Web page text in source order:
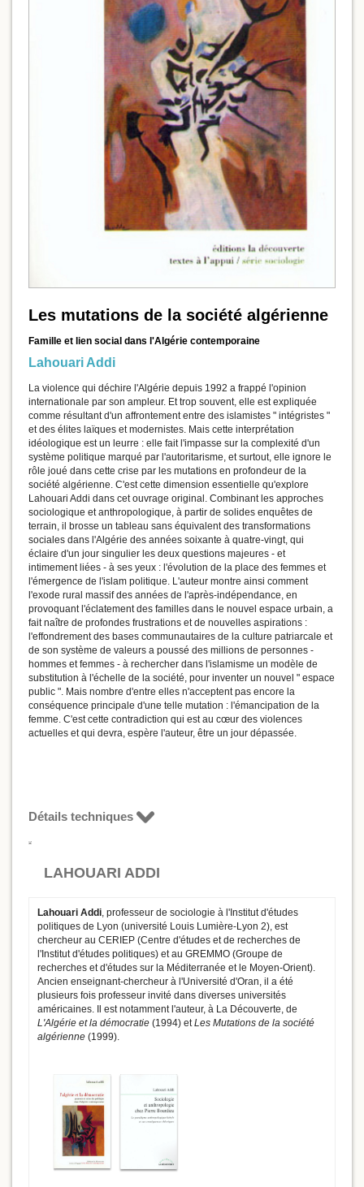
Les mutations de la société algérienne
Famille et lien social dans l'Algérie contemporaine
Lahouari Addi
La violence qui déchire l'Algérie depuis 1992 a frappé l'opinion
internationale par son ampleur. Et trop souvent, elle est expliquée
comme résultant d'un affrontement entre des islamistes " intégristes "
et des élites laïques et modernistes. Mais cette interprétation
idéologique est un leurre : elle fait l'impasse sur la complexité d'un
système politique marqué par l'autoritarisme, et surtout, elle ignore le
rôle joué dans cette crise par les mutations en profondeur de la
société algérienne. C'est cette dimension essentielle qu'explore
Lahouari Addi dans cet ouvrage original. Combinant les approches
sociologique et anthropologique, à partir de solides enquêtes de
terrain, il brosse un tableau sans équivalent des transformations
sociales dans l'Algérie des années soixante à quatre-vingt, qui
éclaire d'un jour singulier les deux questions majeures - et
intimement liées - à ses yeux : l'évolution de la place des femmes et
l'émergence de l'islam politique. L'auteur montre ainsi comment
l'exode rural massif des années de l'après-indépendance, en
provoquant l'éclatement des familles dans le nouvel espace urbain, a
fait naître de profondes frustrations et de nouvelles aspirations :
l'effondrement des bases communautaires de la culture patriarcale et
de son système de valeurs a poussé des millions de personnes -
hommes et femmes - à rechercher dans l'islamisme un modèle de
substitution à l'échelle de la société, pour inventer un nouvel " espace
public ". Mais nombre d'entre elles n'acceptent pas encore la
conséquence principale d'une telle mutation : l'émancipation de la
femme. C'est cette contradiction qui est au cœur des violences
actuelles et qui devra, espère l'auteur, être un jour dépassée.
Détails techniques
LAHOUARI ADDI
Lahouari Addi , professeur de sociologie à l'Institut d'études
politiques de Lyon (université Louis Lumière-Lyon 2), est
chercheur au CERIEP (Centre d'études et de recherches de
l'Institut d'études politiques) et au GREMMO (Groupe de
recherches et d'études sur la Méditerranée et le Moyen-Orient).
Ancien enseignant-chercheur à l'Université d'Oran, il a été
plusieurs fois professeur invité dans diverses universités
américaines. Il est notamment l'auteur, à La Découverte, de
L'Algérie et la démocratie (1994) etLes Mutations de la société
algérienne (1999).